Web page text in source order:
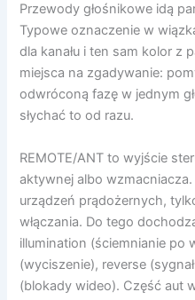
Przewody głośnikowe idą
Typowe oznaczenie w
dla kanału i ten sam kolor z
miejsca na zgadywanie:
odwróconą fazę w jednym
słychać to od razu.
REMOTE/ANT to wyjście
aktywnej albo wzmacniacza.
urządzeń prądożernych,
włączania. Do tego
illumination (ściemnianie po
(wyciszenie), reverse
(blokady wideo). Część aut